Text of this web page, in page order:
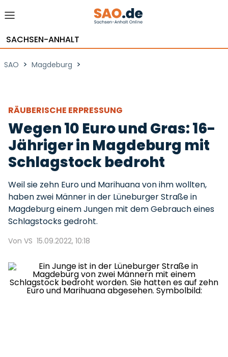
SACHSEN-ANHALT
SAO > Magdeburg >
RÄUBERISCHE ERPRESSUNG
Wegen 10 Euro und Gras: 16-
Jähriger in Magdeburg mit
Schlagstock bedroht
Weil sie zehn Euro und Marihuana von ihm wollten,
haben zwei Männer in der Lüneburger Straße in
Magdeburg einem Jungen mit dem Gebrauch eines
Schlagstocks gedroht.
Von VS 15.09.2022, 10:18